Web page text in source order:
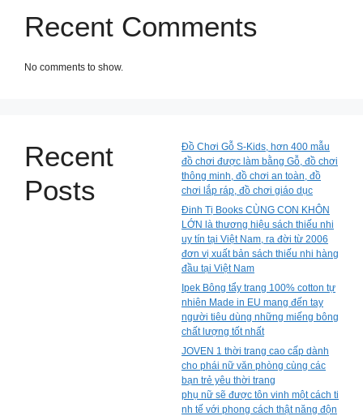
Recent Comments
No comments to show.
Recent
Posts
Đồ Chơi Gỗ S-Kids, hơn 400 mẫu
đồ chơi được làm bằng Gỗ, đồ chơi
thông minh, đồ chơi an toàn, đồ
chơi lắp ráp, đồ chơi giáo dục
Đinh Tị Books CÙNG CON KHÔN
LỚN là thương hiệu sách thiếu nhi
uy tín tại Việt Nam, ra đời từ 2006
đơn vị xuất bản sách thiếu nhi hàng
đầu tại Việt Nam
Ipek Bông tẩy trang 100% cotton tự
nhiên Made in EU mang đến tay
người tiêu dùng những miếng bông
chất lượng tốt nhất
JOVEN 1 thời trang cao cấp dành
cho phái nữ văn phòng cùng các
bạn trẻ yêu thời trang
phụ nữ sẽ được tôn vinh một cách ti
nh tế với phong cách thật năng độn